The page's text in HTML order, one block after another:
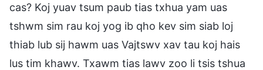
cas? Koj yuav tsum paub tias txhua yam uas
tshwm sim rau koj yog ib qho kev sim siab loj
thiab lub sij hawm uas Vajtswv xav tau koj hais
lus tim khawv. Txawm tias lawv zoo li tsis tshua